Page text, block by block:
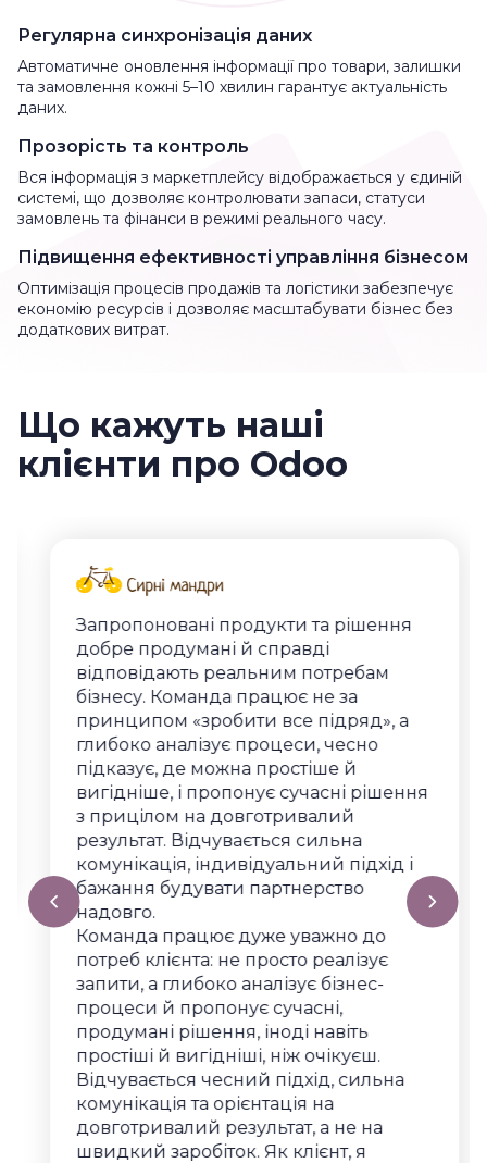
Регулярна синхронізація даних
Автоматичне оновлення інформації про товари, залишки
та замовлення кожні 5–10 хвилин гарантує актуальність
даних.
Прозорість та контроль
Вся інформація з маркетплейсу відображається у єдиній
системі, що дозволяє контролювати запаси, статуси
замовлень та фінанси в режимі реального часу.
Підвищення ефективності управління бізнесом
Оптимізація процесів продажів та логістики забезпечує
економію ресурсів і дозволяє масштабувати бізнес без
додаткових витрат.
Що кажуть наші
клієнти про Odoo
Запропоновані продукти та рішення
добре продумані й справді
відповідають реальним потребам
бізнесу. Команда працює не за
принципом «зробити все підряд», а
глибоко аналізує процеси, чесно
підказує, де можна простіше й
вигідніше, і пропонує сучасні рішення
з прицілом на довготривалий
результат. Відчувається сильна
комунікація, індивідуальний підхід і
бажання будувати партнерство
надовго.
Команда працює дуже уважно до
потреб клієнта: не просто реалізує
запити, а глибоко аналізує бізнес-
процеси й пропонує сучасні,
продумані рішення, іноді навіть
простіші й вигідніші, ніж очікуєш.
Відчувається чесний підхід, сильна
комунікація та орієнтація на
довготривалий результат, а не на
швидкий заробіток. Як клієнт, я